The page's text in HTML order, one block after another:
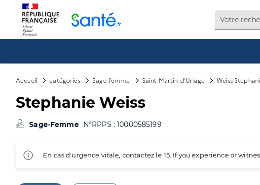
Accueil catégories Sage-femme Saint-Martin-d’Uriage Weiss
Stephanie Weiss
Sage-Femme N°RPPS : 10000585199
En cas d'urgence vitale, contactez le 15. If you experience or
Panneau de gestion des cookies